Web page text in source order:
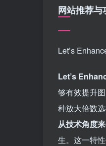
网站推荐与
Let’s
Let’s
够有效提升
种放大倍数
从技术角度
生。这一特